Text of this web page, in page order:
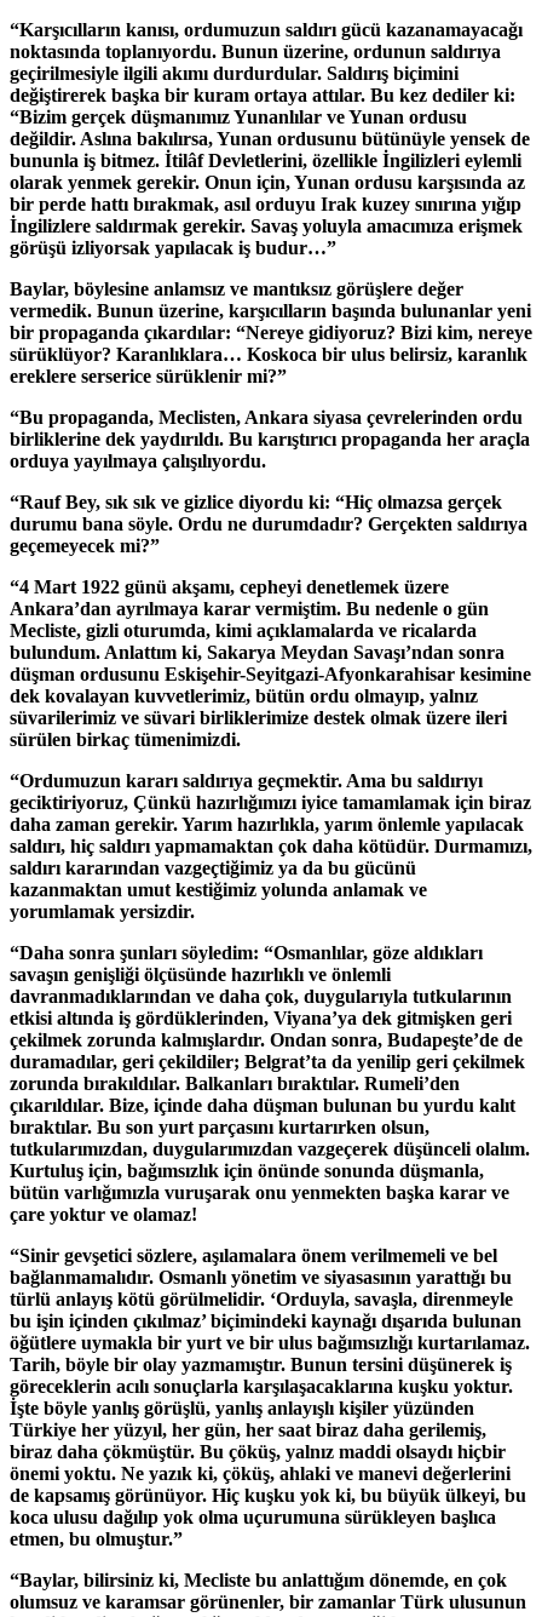
“Karşıcılların kanısı, ordumuzun saldırı gücü kazanamayacağı
noktasında toplanıyordu. Bunun üzerine, ordunun saldırıya
geçirilmesiyle ilgili akımı durdurdular. Saldırış biçimini
değiştirerek başka bir kuram ortaya attılar. Bu kez dediler ki:
“Bizim gerçek düşmanımız Yunanlılar ve Yunan ordusu
değildir. Aslına bakılırsa, Yunan ordusunu bütünüyle yensek de
bununla iş bitmez. İtilâf Devletlerini, özellikle İngilizleri eylemli
olarak yenmek gerekir. Onun için, Yunan ordusu karşısında az
bir perde hattı bırakmak, asıl orduyu Irak kuzey sınırına yığıp
İngilizlere saldırmak gerekir. Savaş yoluyla amacımıza erişmek
görüşü izliyorsak yapılacak iş budur…”
Baylar, böylesine anlamsız ve mantıksız görüşlere değer
vermedik. Bunun üzerine, karşıcılların başında bulunanlar yeni
bir propaganda çıkardılar: “Nereye gidiyoruz? Bizi kim, nereye
sürüklüyor? Karanlıklara… Koskoca bir ulus belirsiz, karanlık
ereklere serserice sürüklenir mi?”
“Bu propaganda, Meclisten, Ankara siyasa çevrelerinden ordu
birliklerine dek yaydırıldı. Bu karıştırıcı propaganda her araçla
orduya yayılmaya çalışılıyordu.
“Rauf Bey, sık sık ve gizlice diyordu ki: “Hiç olmazsa gerçek
durumu bana söyle. Ordu ne durumdadır? Gerçekten saldırıya
geçemeyecek mi?”
“4 Mart 1922 günü akşamı, cepheyi denetlemek üzere
Ankara’dan ayrılmaya karar vermiştim. Bu nedenle o gün
Mecliste, gizli oturumda, kimi açıklamalarda ve ricalarda
bulundum. Anlattım ki, Sakarya Meydan Savaşı’ndan sonra
düşman ordusunu Eskişehir-Seyitgazi-Afyonkarahisar kesimine
dek kovalayan kuvvetlerimiz, bütün ordu olmayıp, yalnız
süvarilerimiz ve süvari birliklerimize destek olmak üzere ileri
sürülen birkaç tümenimizdi.
“Ordumuzun kararı saldırıya geçmektir. Ama bu saldırıyı
geciktiriyoruz, Çünkü hazırlığımızı iyice tamamlamak için biraz
daha zaman gerekir. Yarım hazırlıkla, yarım önlemle yapılacak
saldırı, hiç saldırı yapmamaktan çok daha kötüdür. Durmamızı,
saldırı kararından vazgeçtiğimiz ya da bu gücünü
kazanmaktan umut kestiğimiz yolunda anlamak ve
yorumlamak yersizdir.
“Daha sonra şunları söyledim: “Osmanlılar, göze aldıkları
savaşın genişliği ölçüsünde hazırlıklı ve önlemli
davranmadıklarından ve daha çok, duygularıyla tutkularının
etkisi altında iş gördüklerinden, Viyana’ya dek gitmişken geri
çekilmek zorunda kalmışlardır. Ondan sonra, Budapeşte’de de
duramadılar, geri çekildiler; Belgrat’ta da yenilip geri çekilmek
zorunda bırakıldılar. Balkanları bıraktılar. Rumeli’den
çıkarıldılar. Bize, içinde daha düşman bulunan bu yurdu kalıt
bıraktılar. Bu son yurt parçasını kurtarırken olsun,
tutkularımızdan, duygularımızdan vazgeçerek düşünceli olalım.
Kurtuluş için, bağımsızlık için önünde sonunda düşmanla,
bütün varlığımızla vuruşarak onu yenmekten başka karar ve
çare yoktur ve olamaz!
“Sinir gevşetici sözlere, aşılamalara önem verilmemeli ve bel
bağlanmamalıdır. Osmanlı yönetim ve siyasasının yarattığı bu
türlü anlayış kötü görülmelidir. ‘Orduyla, savaşla, direnmeyle
bu işin içinden çıkılmaz’ biçimindeki kaynağı dışarıda bulunan
öğütlere uymakla bir yurt ve bir ulus bağımsızlığı kurtarılamaz.
Tarih, böyle bir olay yazmamıştır. Bunun tersini düşünerek iş
göreceklerin acılı sonuçlarla karşılaşacaklarına kuşku yoktur.
İşte böyle yanlış görüşlü, yanlış anlayışlı kişiler yüzünden
Türkiye her yüzyıl, her gün, her saat biraz daha gerilemiş,
biraz daha çökmüştür. Bu çöküş, yalnız maddi olsaydı hiçbir
önemi yoktu. Ne yazık ki, çöküş, ahlaki ve manevi değerlerini
de kapsamış görünüyor. Hiç kuşku yok ki, bu büyük ülkeyi, bu
koca ulusu dağılıp yok olma uçurumuna sürükleyen başlıca
etmen, bu olmuştur.”
“Baylar, bilirsiniz ki, Mecliste bu anlattığım dönemde, en çok
olumsuz ve karamsar görünenler, bir zamanlar Türk ulusunun